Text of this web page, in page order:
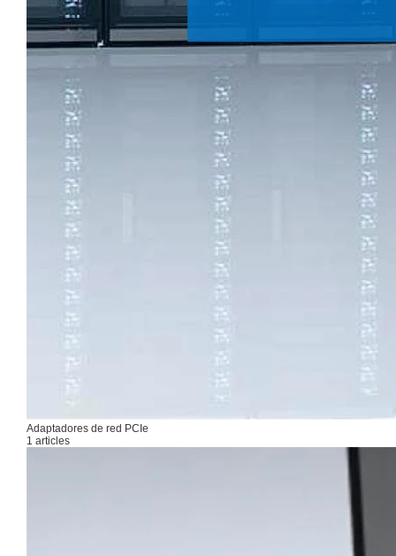
Adaptadores de red PCIe
1 articles